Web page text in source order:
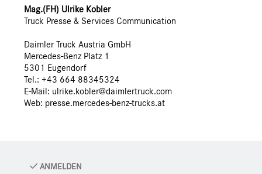
Mag.(FH) Ulrike Kobler
Truck Presse & Services Communication
Daimler Truck Austria GmbH
Mercedes-Benz Platz 1
5301 Eugendorf
Tel.: +43 664 88345324
E-Mail: ulrike.kobler@daimlertruck.com
Web: presse.mercedes-benz-trucks.at
ANMELDEN